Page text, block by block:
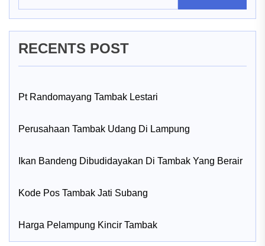
RECENTS POST
Pt Randomayang Tambak Lestari
Perusahaan Tambak Udang Di Lampung
Ikan Bandeng Dibudidayakan Di Tambak Yang Berair
Kode Pos Tambak Jati Subang
Harga Pelampung Kincir Tambak